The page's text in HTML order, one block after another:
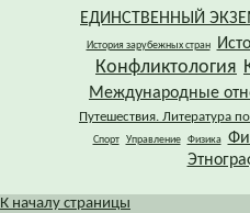
ЕДИНСТВЕННЫЙ
История зарубежных стран
Конфликтология
Международные
Путешествия. Литература
Спорт Управление Физика
К началу страницы